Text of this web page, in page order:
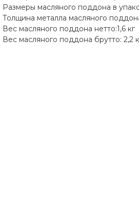
Размеры масляного поддона в
Толщина металла масляного
Вес масляного поддона нетто:1,6 кг
Вес масляного поддона брутто: 2,2